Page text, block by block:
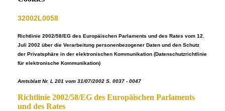
32002L0058
Richtlinie 2002/58/EG des Europäischen Parlaments und des Rates vom 12.
Juli 2002 über die Verarbeitung personenbezogener Daten und den Schutz
der Privatsphäre in der elektronischen Kommunikation (Datenschutzrichtlinie
für elektronische Kommunikation)
Amtsblatt Nr. L 201 vom 31/07/2002 S. 0037 - 0047
Richtlinie 2002/58/EG des Europäischen Parlaments
und des Rates